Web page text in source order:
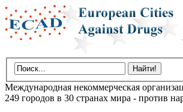
Международная некоммерческая
249 городов в 30 странах мира - против